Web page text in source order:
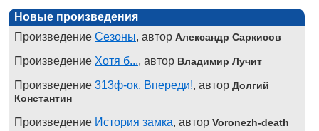
Новые произведения
Произведение Сезоны, автор Александр Саркисов
Произведение Хотя б..., автор Владимир Лучит
Произведение 313ф-ок. Впереди!, автор Долгий
Константин
Произведение История замка, автор Voronezh-death